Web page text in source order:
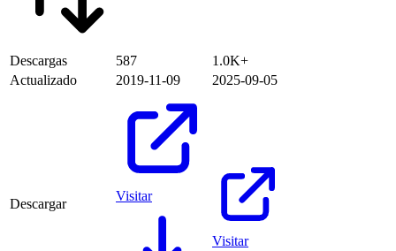
Descargas 587
1.0K+
Actualizado
2019-11-09 2025-09-05
Descargar
Visitar
Visitar